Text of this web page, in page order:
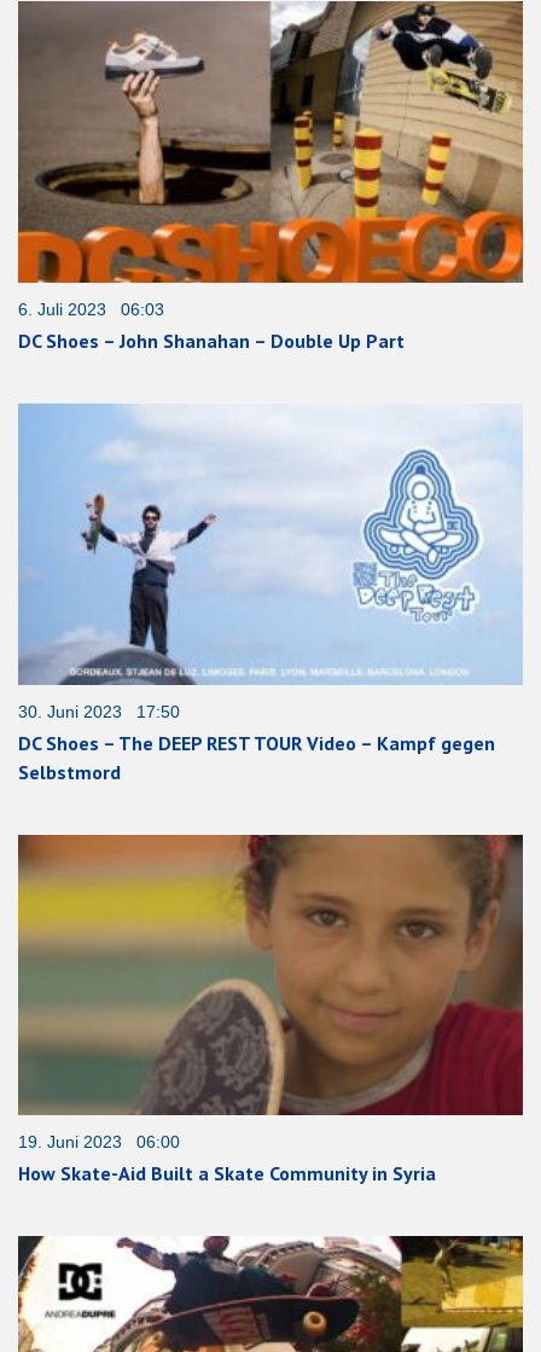
6. Juli 2023 06:03
DC Shoes – John Shanahan – Double Up Part
30. Juni 2023 17:50
DC Shoes – The DEEP REST TOUR Video – Kampf gegen
Selbstmord
19. Juni 2023 06:00
How Skate-Aid Built a Skate Community in Syria